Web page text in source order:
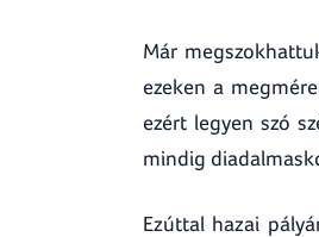
Már
ezeken a
ezért legyen szó
mindig
Ezúttal hazai